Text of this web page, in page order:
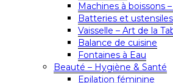
Machines à boissons
Batteries et
Vaisselle – Art de la
Balance de cuisine
Fontaines à Eau
Beauté – Hygiène & Santé
Epilation féminine